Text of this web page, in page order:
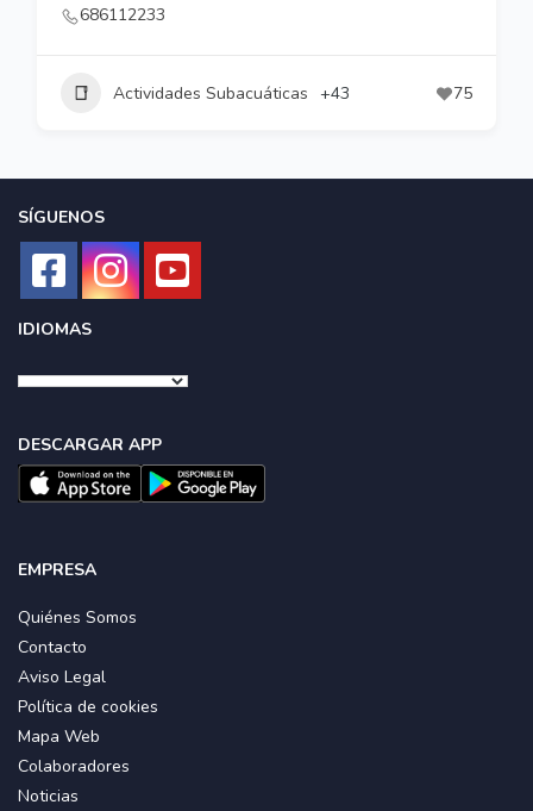
686112233
Actividades Subacuáticas +43 75
SÍGUENOS
IDIOMAS
DESCARGAR APP
EMPRESA
Quiénes Somos
Contacto
Aviso Legal
Política de cookies
Mapa Web
Colaboradores
Noticias